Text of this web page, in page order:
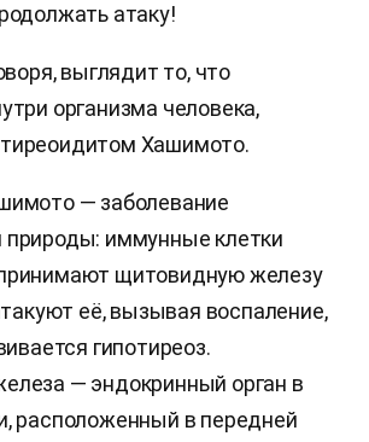
атаку!
выглядит то, что
организма человека,
Хашимото.
— заболевание
природы: иммунные клетки
щитовидную железу
её, вызывая воспаление,
гипотиреоз.
— эндокринный орган в
расположенный в передней